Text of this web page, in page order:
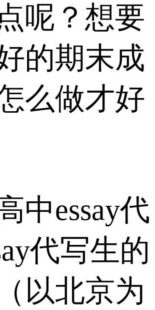
呢？想要
的期末成
么做才好
中essay代
代写生的
以北京为